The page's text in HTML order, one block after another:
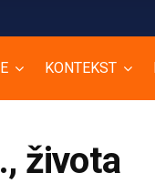
KONTEKST
života